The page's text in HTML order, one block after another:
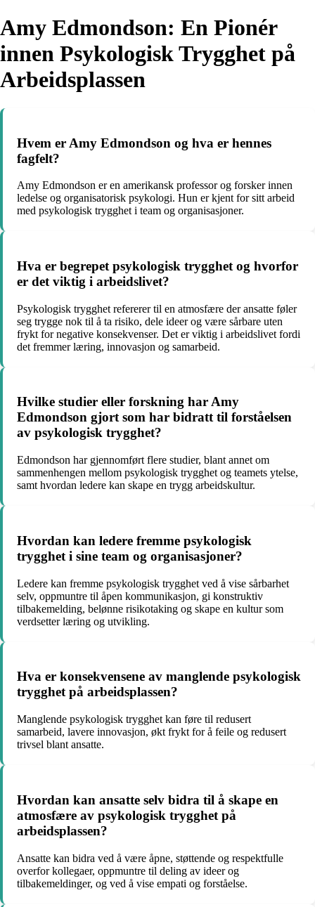
Amy Edmondson: En Pionér
innen Psykologisk Trygghet på
Arbeidsplassen
Hvem er Amy Edmondson og hva er hennes
fagfelt?
Amy Edmondson er en amerikansk professor og forsker innen
ledelse og organisatorisk psykologi. Hun er kjent for sitt arbeid
med psykologisk trygghet i team og organisasjoner.
Hva er begrepet psykologisk trygghet og hvorfor
er det viktig i arbeidslivet?
Psykologisk trygghet refererer til en atmosfære der ansatte føler
seg trygge nok til å ta risiko, dele ideer og være sårbare uten
frykt for negative konsekvenser. Det er viktig i arbeidslivet fordi
det fremmer læring, innovasjon og samarbeid.
Hvilke studier eller forskning har Amy
Edmondson gjort som har bidratt til forståelsen
av psykologisk trygghet?
Edmondson har gjennomført flere studier, blant annet om
sammenhengen mellom psykologisk trygghet og teamets ytelse,
samt hvordan ledere kan skape en trygg arbeidskultur.
Hvordan kan ledere fremme psykologisk
trygghet i sine team og organisasjoner?
Ledere kan fremme psykologisk trygghet ved å vise sårbarhet
selv, oppmuntre til åpen kommunikasjon, gi konstruktiv
tilbakemelding, belønne risikotaking og skape en kultur som
verdsetter læring og utvikling.
Hva er konsekvensene av manglende psykologisk
trygghet på arbeidsplassen?
Manglende psykologisk trygghet kan føre til redusert
samarbeid, lavere innovasjon, økt frykt for å feile og redusert
trivsel blant ansatte.
Hvordan kan ansatte selv bidra til å skape en
atmosfære av psykologisk trygghet på
arbeidsplassen?
Ansatte kan bidra ved å være åpne, støttende og respektfulle
overfor kollegaer, oppmuntre til deling av ideer og
tilbakemeldinger, og ved å vise empati og forståelse.